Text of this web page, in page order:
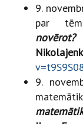
9.
par
novērot?
9.